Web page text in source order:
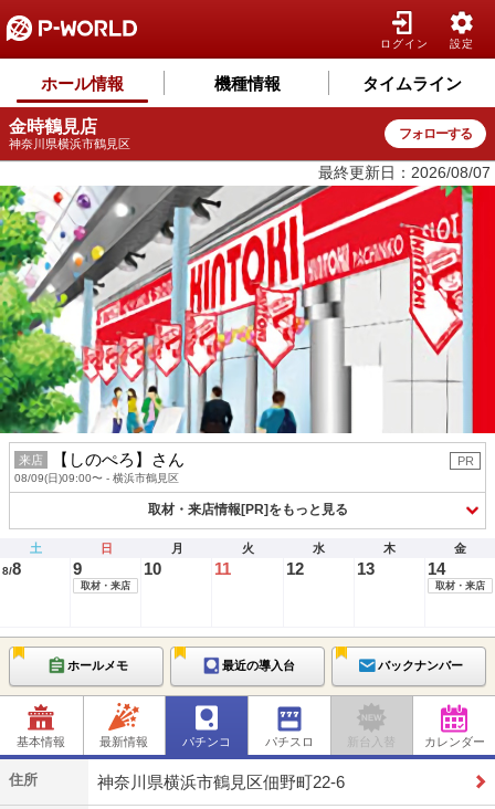
ログイン 設定
ホール情報 機種情報 タイムライン
金時鶴見店
神奈川県横浜市鶴見区
フォローする
最終更新日：2026/08/07
来店 【しのぺろ】さん PR
08/09(日)09:00〜 - 横浜市鶴見区
取材・来店情報[PR]をもっと見る
土 日 月 火 水 木 金
8/8 9
取材・来店
10 11 12 13 14
取材・来店
ホールメモ 最近の導入台 バックナンバー
基本情報 最新情報 パチンコ パチスロ 新台入替 カレンダー
住所 神奈川県横浜市鶴見区佃野町22-6